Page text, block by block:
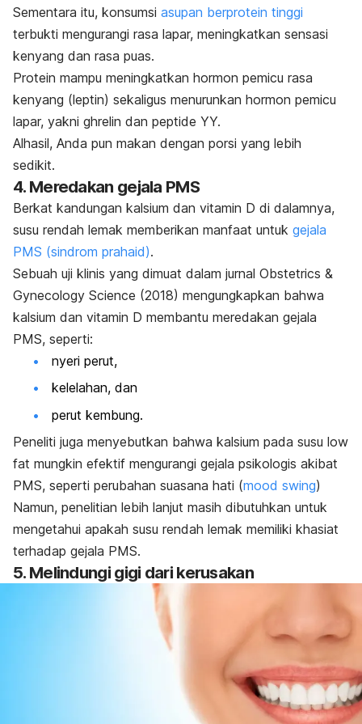
Sementara itu, konsumsi asupan berprotein tinggi
terbukti mengurangi rasa lapar, meningkatkan sensasi
kenyang dan rasa puas.
Protein mampu meningkatkan hormon pemicu rasa
kenyang (leptin) sekaligus menurunkan hormon pemicu
lapar, yakni ghrelin dan peptide YY.
Alhasil, Anda pun makan dengan porsi yang lebih
sedikit.
4. Meredakan gejala PMS
Berkat kandungan kalsium dan vitamin D di dalamnya,
susu rendah lemak memberikan manfaat untuk gejala
PMS (sindrom prahaid).
Sebuah uji klinis yang dimuat dalam jurnal Obstetrics &
Gynecology Science (2018) mengungkapkan bahwa
kalsium dan vitamin D membantu meredakan gejala
PMS, seperti:
nyeri perut,
kelelahan, dan
perut kembung.
Peneliti juga menyebutkan bahwa kalsium pada susu low
fat mungkin efektif mengurangi gejala psikologis akibat
PMS, seperti perubahan suasana hati (mood swing)
Namun, penelitian lebih lanjut masih dibutuhkan untuk
mengetahui apakah susu rendah lemak memiliki khasiat
terhadap gejala PMS.
5. Melindungi gigi dari kerusakan